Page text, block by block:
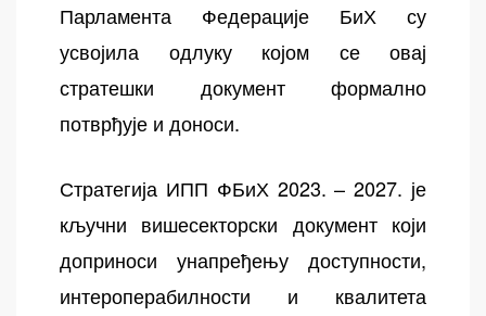
Парламента Федерације БиХ су
усвојила одлуку којом се овај
стратешки документ формално
потврђује и доноси.
Стратегија ИПП ФБиХ 2023. – 2027. је
кључни вишесекторски документ који
доприноси унапређењу доступности,
интероперабилности и квалитета